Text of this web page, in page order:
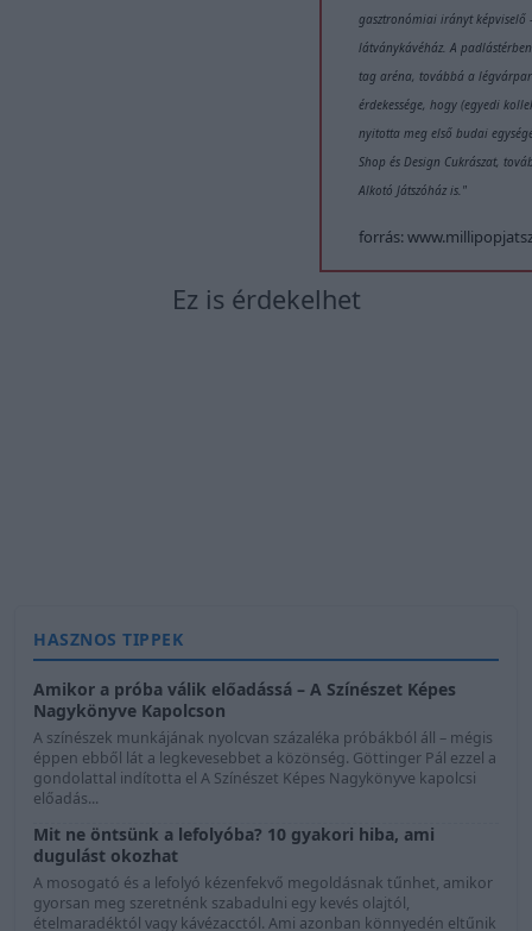
gasztronómiai irányt képviselő
látványkávéház. A
tag aréna, továbbá a
érdekessége, hogy (egyedi
nyitotta meg első budai
Shop és Design Cukrászat,
Alkotó Játszóház is."
forrás:
Ez is érdekelhet
HASZNOS TIPPEK
Amikor a próba válik előadássá – A Színészet Képes
Nagykönyve Kapolcson
A színészek munkájának nyolcvan százaléka próbákból áll – mégis
éppen ebből lát a legkevesebbet a közönség. Göttinger Pál ezzel a
gondolattal indította el A Színészet Képes Nagykönyve kapolcsi
előadás...
Mit ne öntsünk a lefolyóba? 10 gyakori hiba, ami
dugulást okozhat
A mosogató és a lefolyó kézenfekvő megoldásnak tűnhet, amikor
gyorsan meg szeretnénk szabadulni egy kevés olajtól,
ételmaradéktól vagy kávézacctól. Ami azonban könnyedén eltűnik